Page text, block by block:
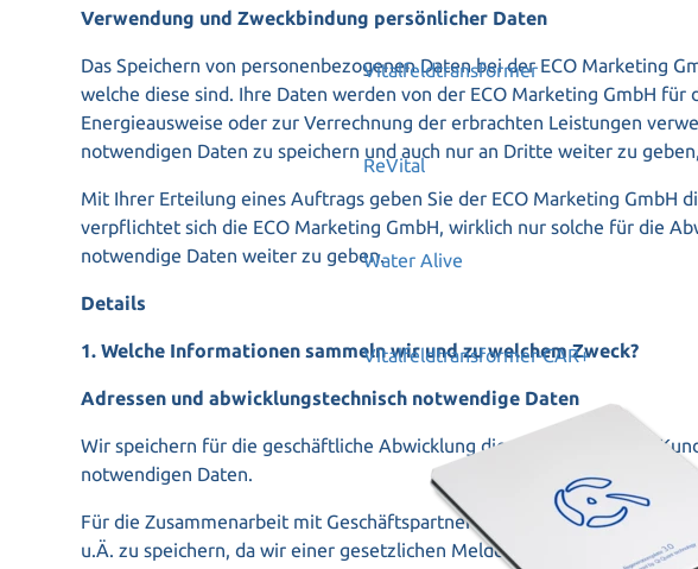
Vitalfeldtransformer
ReVital
Water Alive
Vitalfeldtransformer-CAR+
Verwendung und Zweckbindung persönlicher Daten
Das Speichern von personenbezogenen Daten bei der ECO Marketing
welche diese sind. Ihre Daten werden von der ECO Marketing GmbH
Energieausweise oder zur Verrechnung der erbrachten Leistungen
notwendigen Daten zu speichern und auch nur an Dritte weiter zu
Mit Ihrer Erteilung eines Auftrags geben Sie der ECO Marketing
verpflichtet sich die ECO Marketing GmbH, wirklich nur solche für die
notwendige Daten weiter zu geben.
Details
1. Welche Informationen sammeln wir und zu welchem Zweck?
Adressen und abwicklungstechnisch notwendige Daten
Wir speichern für die geschäftliche Abwicklung die Adressdaten von
notwendigen Daten.
Für die Zusammenarbeit mit Geschäftspartnern ist es aus gesetzlichen
u.Ä. zu speichern, da wir einer gesetzlichen Meldepflicht unterliegen